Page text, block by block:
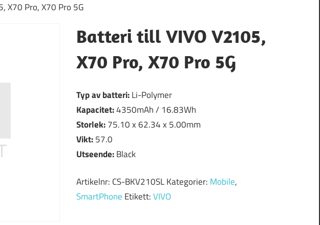
X70 Pro, X70 Pro 5G
Batteri till VIVO V2105,
X70 Pro, X70 Pro 5G
Typ av batteri:Li-Polymer
Kapacitet:4350mAh / 16.83Wh
Storlek:75.10 x 62.34 x 5.00mm
Vikt:57.0
Utseende:Black
Artikelnr: CS-BKV210SLKategorier: Mobile,
SmartPhone Etikett:VIVO